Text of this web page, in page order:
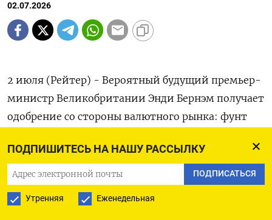
ПОДПИШИТЕСЬ НА НАШУ РАССЫЛКУ
ПОДПИСАТЬСЯ
Утренняя Еженедельная
02.07.2026
2 июля (Рейтер) - Вероятный будущий премьер-
министр Великобритании Энди Бернэм получает
одобрение со стороны валютного рынка: фунт
по отношению к евро до максимума с 30 июня
2025 года ​в 1,1697. ​До объявления ​об уходе в
⁠отставку премьер-министра Кира Стармера ‌в
начале прошлой недели ‌она упала до минимума